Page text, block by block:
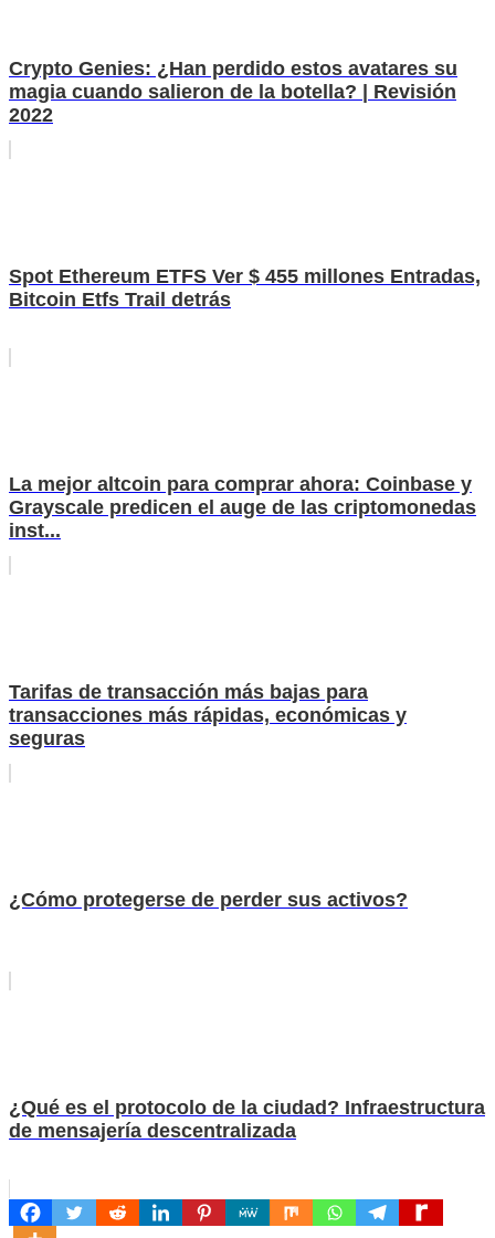
Crypto Genies: ¿Han perdido estos avatares su
magia cuando salieron de la botella? | Revisión
2022
Spot Ethereum ETFS Ver $ 455 millones Entradas,
Bitcoin Etfs Trail detrás
La mejor altcoin para comprar ahora: Coinbase y
Grayscale predicen el auge de las criptomonedas
inst...
Tarifas de transacción más bajas para
transacciones más rápidas, económicas y
seguras
¿Cómo protegerse de perder sus activos?
¿Qué es el protocolo de la ciudad? Infraestructura
de mensajería descentralizada